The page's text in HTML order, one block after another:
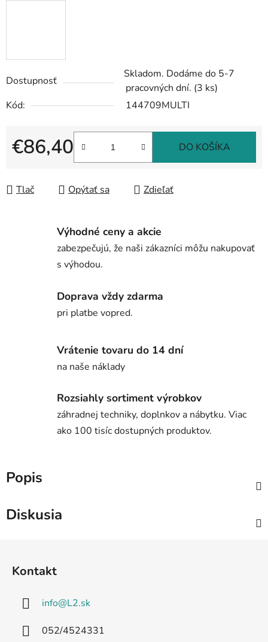
Dostupnosť
Skladom. Dodáme do 5-7
pracovných dní. (3 ks)
Kód:
144709MULTI
€86,40
Jednotková cena:
DO KOŠÍKA
Tlač Opýtať sa Zdieľať
Výhodné ceny a akcie
zabezpečujú, že naši zákazníci môžu nakupovať
s výhodou.
Doprava vždy zdarma
pri platbe vopred.
Vrátenie tovaru do 14 dní
na naše náklady
Rozsiahly sortiment výrobkov
záhradnej techniky, doplnkov a nábytku. Viac
ako 100 tisíc dostupných produktov.
Popis
Diskusia
Kontakt
info@L2.sk
052/4524331